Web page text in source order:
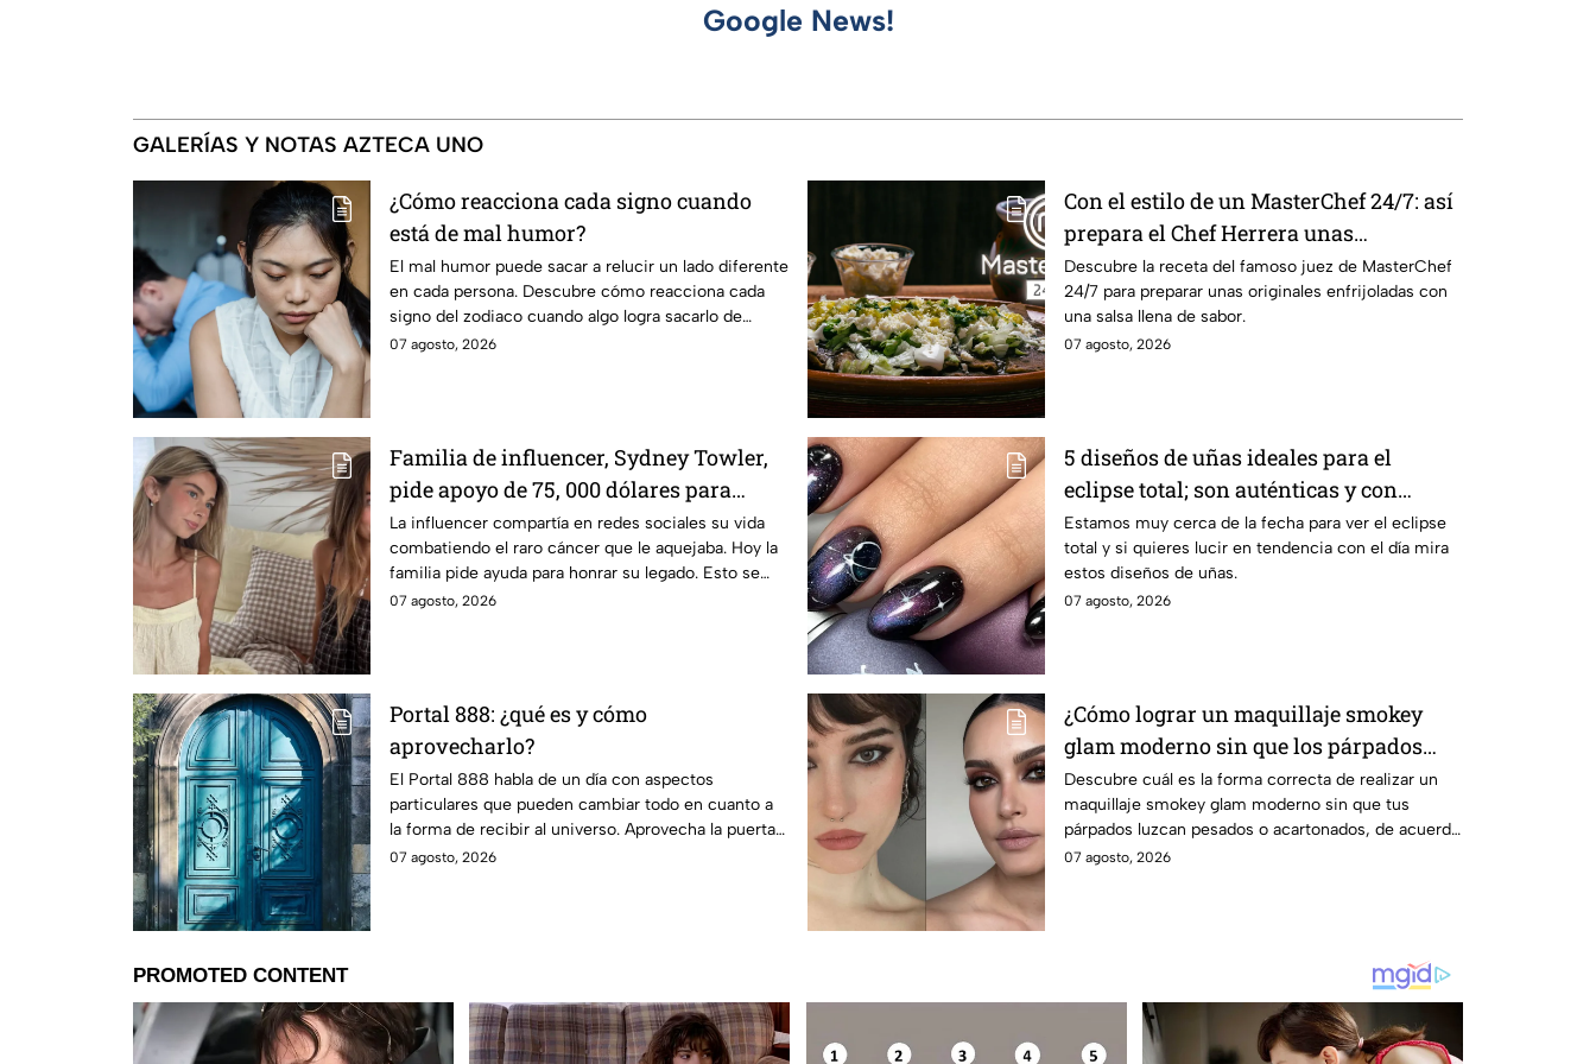
Google News!
GALERÍAS Y NOTAS AZTECA UNO
¿Cómo reacciona cada signo cuando
está de mal humor?
El mal humor puede sacar a relucir un lado diferente
en cada persona. Descubre cómo reacciona cada
signo del zodiaco cuando algo logra sacarlo de
quicio.
07 agosto, 2026
Con el estilo de un MasterChef 24/7: así
prepara el Chef Herrera unas
enfrijoladas al chipotle
Descubre la receta del famoso juez de MasterChef
24/7 para preparar unas originales enfrijoladas con
una salsa llena de sabor.
07 agosto, 2026
Familia de influencer, Sydney Towler,
pide apoyo de 75, 000 dólares para
honrar su memoria
La influencer compartía en redes sociales su vida
combatiendo el raro cáncer que le aquejaba. Hoy la
familia pide ayuda para honrar su legado. Esto se
sabe.
07 agosto, 2026
5 diseños de uñas ideales para el
eclipse total; son auténticas y con
colores cósmicos
Estamos muy cerca de la fecha para ver el eclipse
total y si quieres lucir en tendencia con el día mira
estos diseños de uñas.
07 agosto, 2026
Portal 888: ¿qué es y cómo
aprovecharlo?
El Portal 888 habla de un día con aspectos
particulares que pueden cambiar todo en cuanto a
la forma de recibir al universo. Aprovecha la puerta
que se abre.
07 agosto, 2026
¿Cómo lograr un maquillaje smokey
glam moderno sin que los párpados
luzcan pesados o acartonados?
Descubre cuál es la forma correcta de realizar un
maquillaje smokey glam moderno sin que tus
párpados luzcan pesados o acartonados, de acuerdo
con expertos
07 agosto, 2026